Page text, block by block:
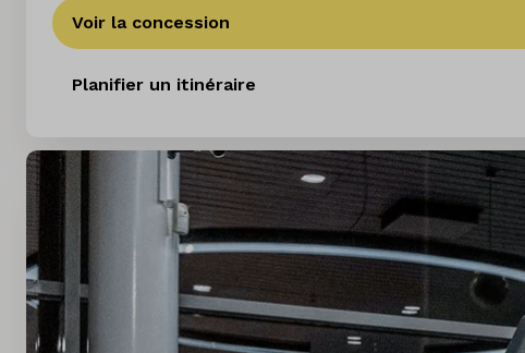
Voir la concession
Planifier un itinéraire